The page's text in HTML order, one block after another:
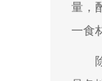
量，
一食